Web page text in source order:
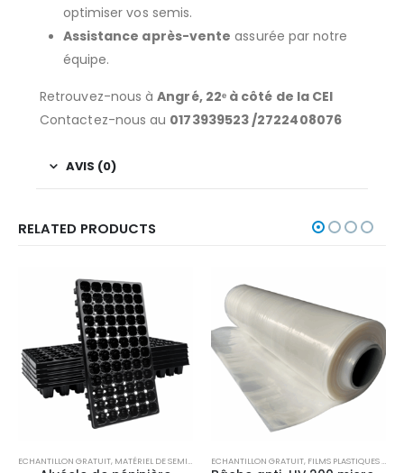
optimiser vos semis.
Assistance après-vente assurée par notre
équipe.
Retrouvez-nous àAngré, 22ᵉ à côté de la CEI
Contactez-nous au 0173939523 /2722408076
AVIS (0)
RELATED PRODUCTS
ECHANTILLON GRATUIT, MATÉRIEL DE SEMIS PRODUITS DE SERRE
ECHANTILLON GRATUIT, FILMS PLASTIQUES ET COUVERTS